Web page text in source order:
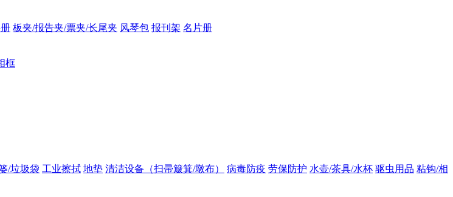
板夹/报告夹/票夹/长尾夹 风琴包 报刊架 名片册
框
/垃圾袋 工业擦拭 地垫 清洁设备（扫帚簸箕/墩布） 病毒防疫 劳保防护 水壶/茶具/水杯 驱虫用品 粘钩/相